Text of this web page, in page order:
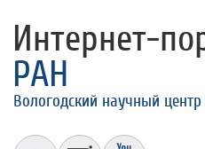
Интернет-
РАН
Вологодский научный